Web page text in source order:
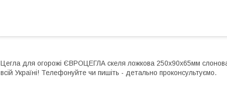
Цегла для огорожі ЄВРОЦЕГЛА скеля ложкова 250х90х65мм
всій Україні! Телефонуйте чи пишіть - детально проконсультуємо.